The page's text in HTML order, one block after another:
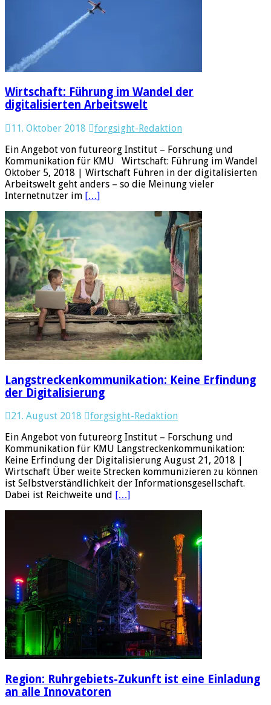
Wirtschaft: Führung im Wandel der
digitalisierten Arbeitswelt
11. Oktober 2018
forgsight-Redaktion
Ein Angebot von futureorg Institut – Forschung und
Kommunikation für KMU Wirtschaft: Führung im Wandel
Oktober 5, 2018 | Wirtschaft Führen in der digitalisierten
Arbeitswelt geht anders – so die Meinung vieler
Internetnutzer im […]
Langstreckenkommunikation: Keine Erfindung
der Digitalisierung
21. August 2018
forgsight-Redaktion
Ein Angebot von futureorg Institut – Forschung und
Kommunikation für KMU Langstreckenkommunikation:
Keine Erfindung der Digitalisierung August 21, 2018 |
Wirtschaft Über weite Strecken kommunizieren zu können
ist Selbstverständlichkeit der Informationsgesellschaft.
Dabei ist Reichweite und […]
Region: Ruhrgebiets-Zukunft ist eine Einladung
an alle Innovatoren